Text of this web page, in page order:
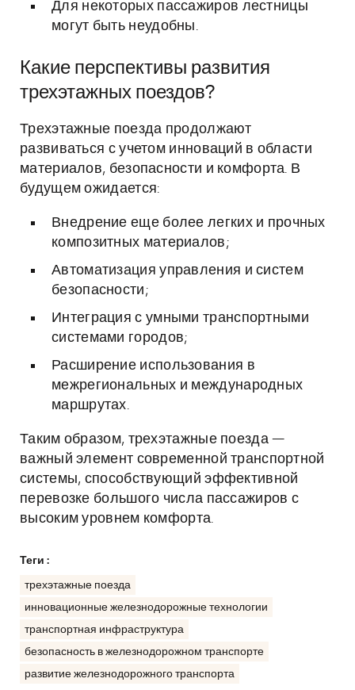
Для некоторых пассажиров лестницы
могут быть неудобны.
Какие перспективы развития
трехэтажных поездов?
Трехэтажные поезда продолжают
развиваться с учетом инноваций в области
материалов, безопасности и комфорта. В
будущем ожидается:
Внедрение еще более легких и прочных
композитных материалов;
Автоматизация управления и систем
безопасности;
Интеграция с умными транспортными
системами городов;
Расширение использования в
межрегиональных и международных
маршрутах.
Таким образом, трехэтажные поезда —
важный элемент современной транспортной
системы, способствующий эффективной
перевозке большого числа пассажиров с
высоким уровнем комфорта.
Теги :
трехэтажные поезда
инновационные железнодорожные технологии
транспортная инфраструктура
безопасность в железнодорожном транспорте
развитие железнодорожного транспорта